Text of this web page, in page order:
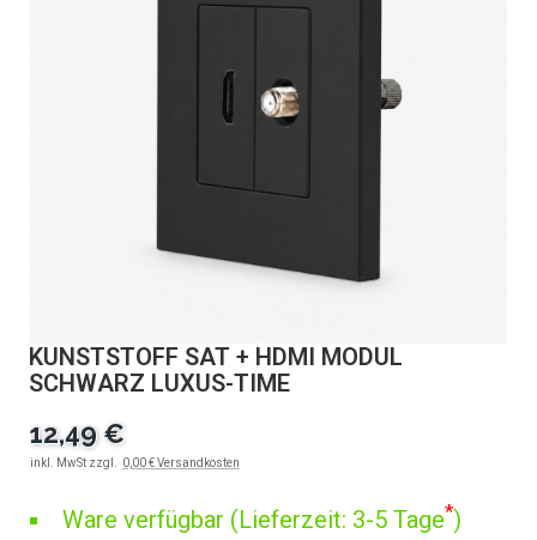
KUNSTSTOFF SAT + HDMI MODUL
SCHWARZ LUXUS-TIME
12,49 €
inkl. MwSt zzgl. 0,00 € Versandkosten
Ware verfügbar (Lieferzeit: 3-5 Tage*)